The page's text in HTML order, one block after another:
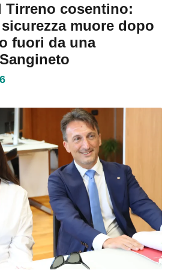
Tirreno cosentino:
muore dopo
fuori da una